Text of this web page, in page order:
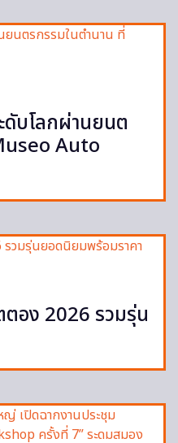
บโลกผ่านยนต
Auto
ตอง 2026 รวมรุ่น